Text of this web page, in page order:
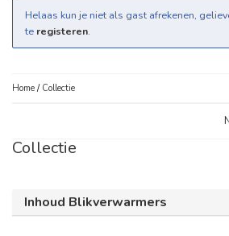
Helaas kun je niet als gast afrekenen,
te registeren.
Home / Collectie
Collectie
Inhoud Blikverwarmers